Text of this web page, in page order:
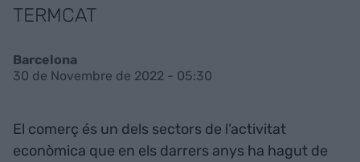
TERMCAT
Barcelona
30 de Novembre de 2022 - 05:30
El comerç és un dels sectors de l’activitat
econòmica que en els darrers anys ha hagut de